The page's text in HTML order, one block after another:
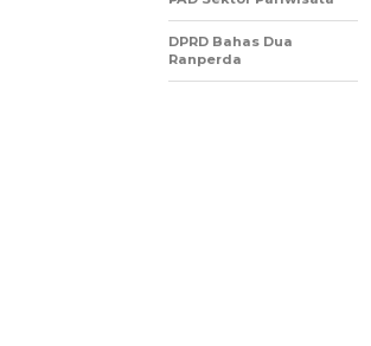
DPRD Bahas Dua
Ranperda